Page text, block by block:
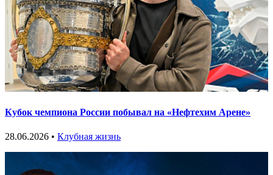
Кубок чемпиона России побывал на «Нефтехим Арене»
28.06.2026 • Клубная жизнь